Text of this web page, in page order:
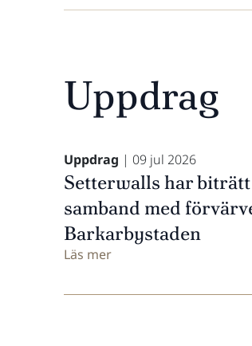
Uppdrag
Uppdrag | 09 jul 2026
Setterwalls har
samband med
Barkarbystaden
Läs mer